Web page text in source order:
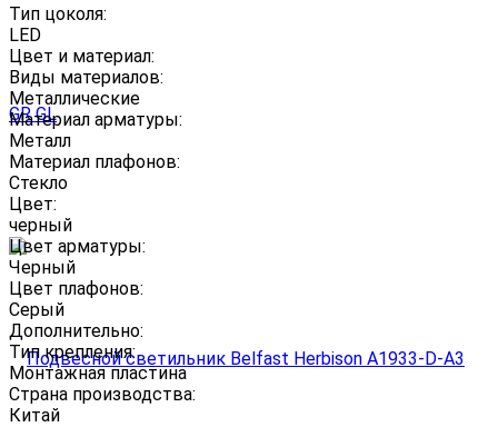
Тип цоколя:
LED
Цвет и материал:
Виды материалов:
Металлические
Материал арматуры:
Металл
Материал плафонов:
Стекло
Цвет:
черный
Цвет арматуры:
Черный
Цвет плафонов:
Серый
Дополнительно:
Тип крепления:
Монтажная пластина
Страна производства:
Китай